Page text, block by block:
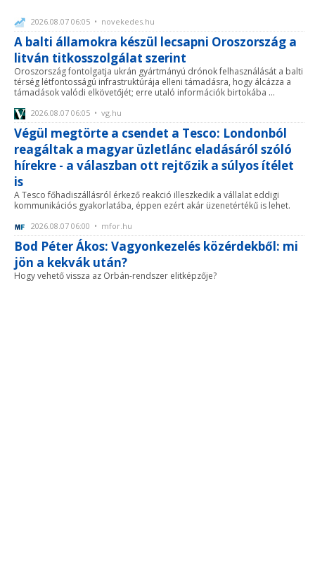
2026.08.07 06:05 • novekedes.hu
A balti államokra készül lecsapni Oroszország a
litván titkosszolgálat szerint
Oroszország fontolgatja ukrán gyártmányú drónok felhasználását a balti
térség létfontosságú infrastruktúrája elleni támadásra, hogy álcázza a
támadások valódi elkövetőjét; erre utaló információk birtokába ...
2026.08.07 06:05 • vg.hu
Végül megtörte a csendet a Tesco: Londonból
reagáltak a magyar üzletlánc eladásáról szóló
hírekre - a válaszban ott rejtőzik a súlyos ítélet
is
A Tesco főhadiszállásról érkező reakció illeszkedik a vállalat eddigi
kommunikációs gyakorlatába, éppen ezért akár üzenetértékű is lehet.
2026.08.07 06:00 • mfor.hu
Bod Péter Ákos: Vagyonkezelés közérdekből: mi
jön a kekvák után?
Hogy vehető vissza az Orbán-rendszer elitképzője?